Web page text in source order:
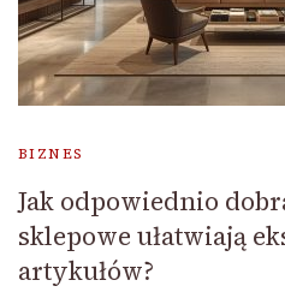
BIZNES
Jak odpowiednio
sklepowe ułatwiają
artykułów?